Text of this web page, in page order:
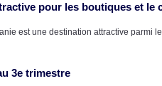
pour les boutiques et le
est une destination attractive parmi
3e trimestre